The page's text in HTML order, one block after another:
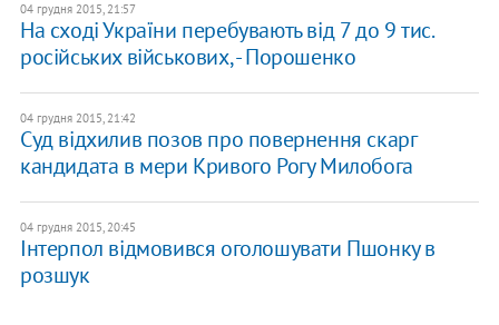
04 грудня 2015, 21:57
На сході України перебувають від 7 до 9 тис.
російських військових, - Порошенко
04 грудня 2015, 21:42
Суд відхилив позов про повернення скарг
кандидата в мери Кривого Рогу Милобога
04 грудня 2015, 20:45
Інтерпол відмовився оголошувати Пшонку в
розшук